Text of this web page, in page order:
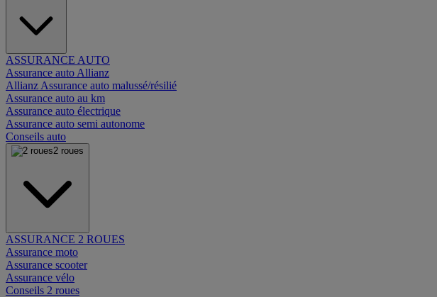
ASSURANCE AUTO
Assurance auto Allianz
Allianz Assurance auto malussé/résilié
Assurance auto au km
Assurance auto électrique
Assurance auto semi autonome
Conseils auto
2 roues
ASSURANCE 2 ROUES
Assurance moto
Assurance scooter
Assurance vélo
Conseils 2 roues